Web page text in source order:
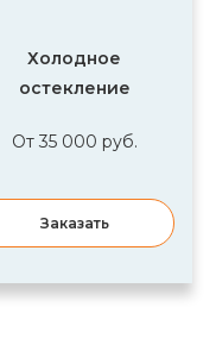
Холодное
остекление
От 35 000 руб.
Заказать